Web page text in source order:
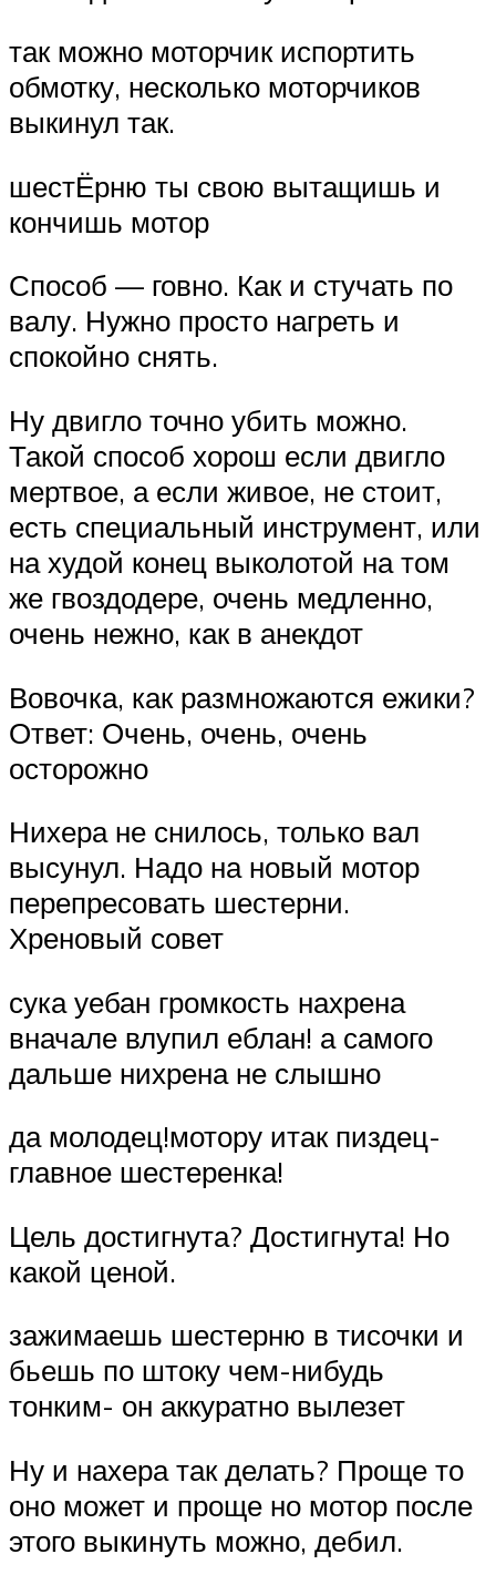
так можно моторчик испортить
обмотку, несколько моторчиков
выкинул так.
шестЁрню ты свою вытащишь и
кончишь мотор
Способ — говно. Как и стучать по
валу. Нужно просто нагреть и
спокойно снять.
Ну двигло точно убить можно.
Такой способ хорош если двигло
мертвое, а если живое, не стоит,
есть специальный инструмент, или
на худой конец выколотой на том
же гвоздодере, очень медленно,
очень нежно, как в анекдот
Вовочка, как размножаются ежики?
Ответ: Очень, очень, очень
осторожно
Нихера не снилось, только вал
высунул. Надо на новый мотор
перепресовать шестерни.
Хреновый совет
сука уебан громкость нахрена
вначале влупил еблан! а самого
дальше нихрена не слышно
да молодец!мотору итак пиздец-
главное шестеренка!
Цель достигнута? Достигнута! Но
какой ценой.
зажимаешь шестерню в тисочки и
бьешь по штоку чем-нибудь
тонким- он аккуратно вылезет
Ну и нахера так делать? Проще то
оно может и проще но мотор после
этого выкинуть можно, дебил.